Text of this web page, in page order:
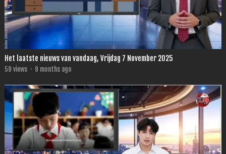
Het laatste nieuws van vandaag, Vrijdag 7 November 2025
59 views · 9 months ago